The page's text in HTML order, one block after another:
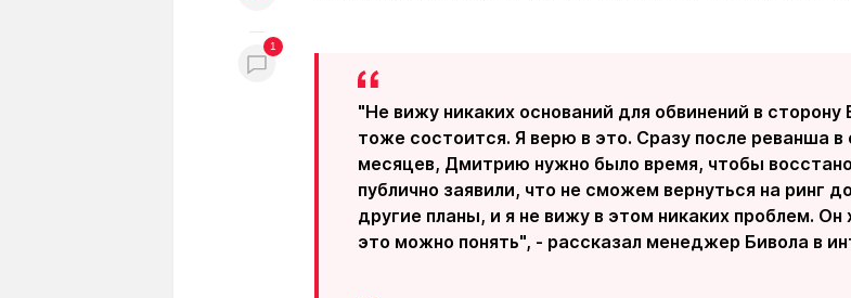
1
"Не вижу никаких оснований для обвинений в
тоже состоится. Я верю в это. Сразу после реванша
месяцев, Дмитрию нужно было время, чтобы
публично заявили, что не сможем вернуться на ринг
другие планы, и я не вижу в этом никаких проблем.
это можно понять", - рассказал менеджер Бивола в